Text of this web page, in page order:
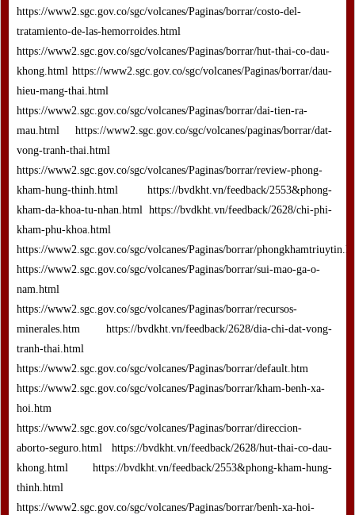
https://www2.sgc.gov.co/sgc/volcanes/Paginas/borrar/costo-del-
tratamiento-de-las-hemorroides.html
https://www2.sgc.gov.co/sgc/volcanes/Paginas/borrar/hut-thai-co-dau-
khong.html https://www2.sgc.gov.co/sgc/volcanes/Paginas/borrar/dau-
hieu-mang-thai.html
https://www2.sgc.gov.co/sgc/volcanes/Paginas/borrar/dai-tien-ra-
mau.html https://www2.sgc.gov.co/sgc/volcanes/paginas/borrar/dat-
vong-tranh-thai.html
https://www2.sgc.gov.co/sgc/volcanes/Paginas/borrar/review-phong-
kham-hung-thinh.html https://bvdkht.vn/feedback/2553&phong-
kham-da-khoa-tu-nhan.html https://bvdkht.vn/feedback/2628/chi-phi-
kham-phu-khoa.html
https://www2.sgc.gov.co/sgc/volcanes/Paginas/borrar/
https://www2.sgc.gov.co/sgc/volcanes/Paginas/borrar/sui-mao-ga-o-
nam.html
https://www2.sgc.gov.co/sgc/volcanes/Paginas/borrar/recursos-
minerales.htm https://bvdkht.vn/feedback/2628/dia-chi-dat-vong-
tranh-thai.html
https://www2.sgc.gov.co/sgc/volcanes/Paginas/borrar/default.htm
https://www2.sgc.gov.co/sgc/volcanes/Paginas/borrar/kham-benh-xa-
hoi.htm
https://www2.sgc.gov.co/sgc/volcanes/Paginas/borrar/direccion-
aborto-seguro.html https://bvdkht.vn/feedback/2628/hut-thai-co-dau-
khong.html https://bvdkht.vn/feedback/2553&phong-kham-hung-
thinh.html
https://www2.sgc.gov.co/sgc/volcanes/Paginas/borrar/benh-xa-hoi-